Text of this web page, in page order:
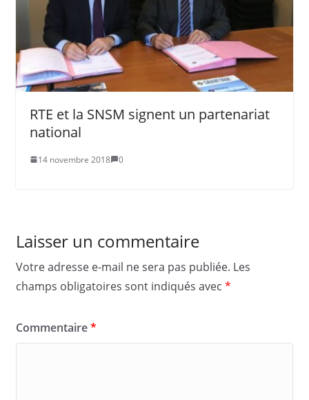
RTE et la SNSM signent un partenariat
national
14 novembre 2018 0
Laisser un commentaire
Votre adresse e-mail ne sera pas publiée. Les
champs obligatoires sont indiqués avec *
Commentaire*